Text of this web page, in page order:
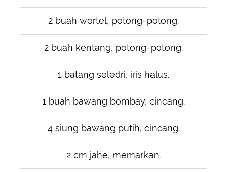
2 buah wortel, potong-potong.
2 buah kentang, potong-potong.
1 batang seledri, iris halus.
1 buah bawang bombay, cincang.
4 siung bawang putih, cincang.
2 cm jahe, memarkan.